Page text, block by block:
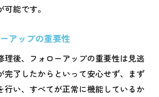
能です。
アップの重要性
理後、フォローアップの重要性は見逃
完了したからといって安心せず、まず
行い、すべてが正常に機能しているか